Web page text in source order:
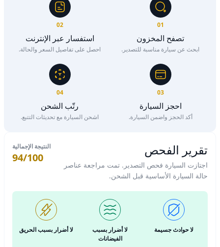
01
تصفح المخزون
ابحث عن سيارة مناسبة للتصدير.
02
استفسار عبر الإنترنت
احصل على تفاصيل السعر والحالة.
03
احجز السيارة
أكد الحجز واضمن السيارة.
04
رتّب الشحن
اشحن السيارة مع تحديثات التتبع.
تقرير الفحص
اجتازت السيارة فحص التصدير. تمت مراجعة عناصر
حالة السيارة الأساسية قبل الشحن.
النتيجة الإجمالية
94/100
لا حوادث جسيمة
لا أضرار بسبب
الفيضانات
لا أضرار بسبب الحريق